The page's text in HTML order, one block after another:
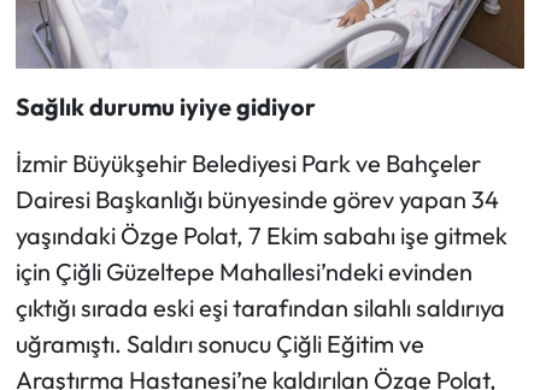
Sağlık durumu iyiye gidiyor
İzmir Büyükşehir Belediyesi Park ve Bahçeler
Dairesi Başkanlığı bünyesinde görev yapan 34
yaşındaki Özge Polat, 7 Ekim sabahı işe gitmek
için Çiğli Güzeltepe Mahallesi’ndeki evinden
çıktığı sırada eski eşi tarafından silahlı saldırıya
uğramıştı. Saldırı sonucu Çiğli Eğitim ve
Araştırma Hastanesi’ne kaldırılan Özge Polat,